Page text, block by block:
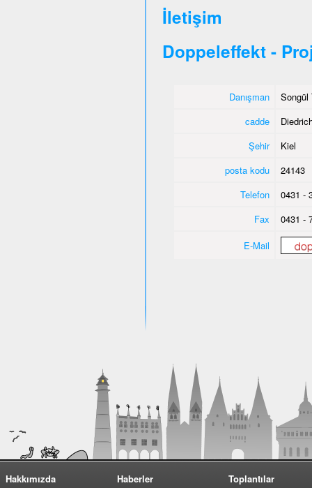
İletişim
Doppeleffekt -
Danışman
Songül
cadde
Şehir
Kiel
posta kodu
24143
Telefon
0431 -
Fax
0431 -
E-Mail
Hakkımızda
Haberler
Toplantılar